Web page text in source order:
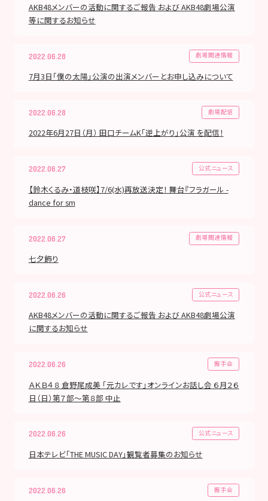
AKB48メンバーの活動に関するご報告 および AKB48劇場公演
等に関するお知らせ
2022.06.28 劇場関連情報
7月3日「僕の太陽」公演の出演メンバーとお申し込みについて
2022.06.28 劇場配信
2022年6月27日（月） 田口チームK「逆上がり」公演 を配信！
2022.06.27 公式ニュース
【鈴木くるみ・道枝咲】7/6(水)再放送決定！ 舞台『フラガール -
dance for sm
2022.06.27 劇場関連情報
七夕飾り
2022.06.26 公式ニュース
AKB48メンバーの活動に関するご報告 および AKB48劇場公演
に関するお知らせ
2022.06.26 握手会
ＡＫＢ４８ 倉野尾成美 「元カレです」オンラインお話し会 ６月２６
日（日）第７部～第８部 中止
2022.06.26 公式ニュース
日本テレビ「THE MUSIC DAY」観覧者募集のお知らせ
2022.06.26 握手会